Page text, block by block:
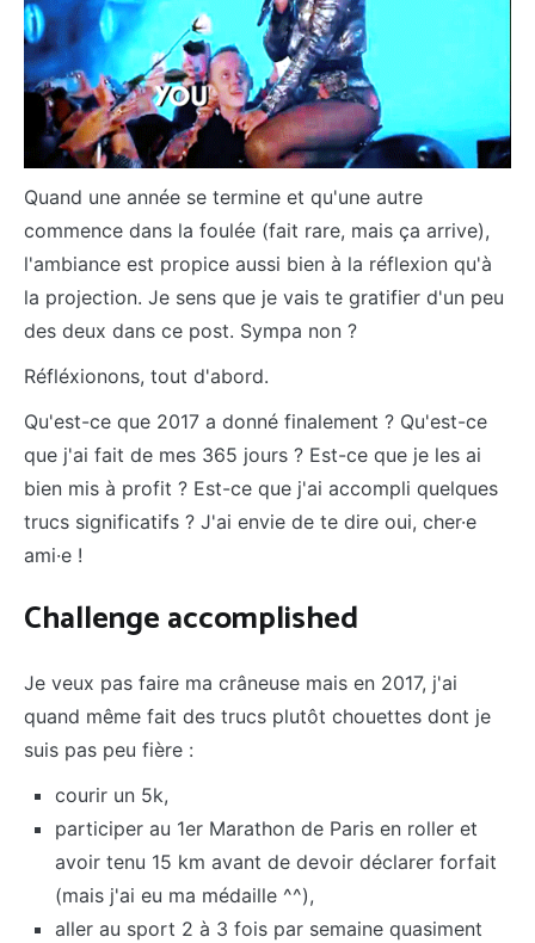
Quand une année se termine et qu'une autre
commence dans la foulée (fait rare, mais ça arrive),
l'ambiance est propice aussi bien à la réflexion qu'à
la projection. Je sens que je vais te gratifier d'un peu
des deux dans ce post. Sympa non ?
Réfléxionons, tout d'abord.
Qu'est-ce que 2017 a donné finalement ? Qu'est-ce
que j'ai fait de mes 365 jours ? Est-ce que je les ai
bien mis à profit ? Est-ce que j'ai accompli quelques
trucs significatifs ? J'ai envie de te dire oui, cher·e
ami·e !
Challenge accomplished
Je veux pas faire ma crâneuse mais en 2017, j'ai
quand même fait des trucs plutôt chouettes dont je
suis pas peu fière :
courir un 5k,
participer au 1er Marathon de Paris en roller et
avoir tenu 15 km avant de devoir déclarer forfait
(mais j'ai eu ma médaille ^^),
aller au sport 2 à 3 fois par semaine quasiment